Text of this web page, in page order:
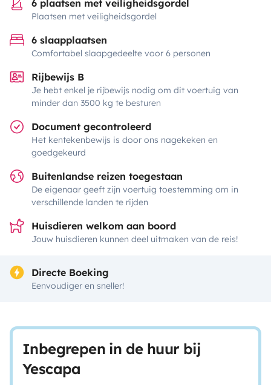
6 plaatsen met veiligheidsgordel
Plaatsen met veiligheidsgordel
6 slaapplaatsen
Comfortabel slaapgedeelte voor 6 personen
Rijbewijs B
Je hebt enkel je rijbewijs nodig om dit voertuig van
minder dan 3500 kg te besturen
Document gecontroleerd
Het kentekenbewijs is door ons nagekeken en
goedgekeurd
Buitenlandse reizen toegestaan
De eigenaar geeft zijn voertuig toestemming om in
verschillende landen te rijden
Huisdieren welkom aan boord
Jouw huisdieren kunnen deel uitmaken van de reis!
Directe Boeking
Eenvoudiger en sneller!
Inbegrepen in de huur bij
Yescapa